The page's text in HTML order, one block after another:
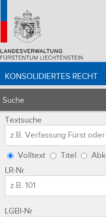
KONSOLIDIERTES RECHT
Suche
Textsuche
Volltext Titel
LR-Nr
LGBl-Nr